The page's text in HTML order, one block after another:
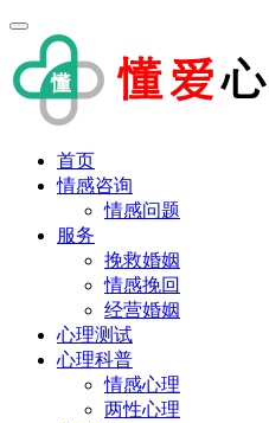
首页
情感咨询
情感问题
服务
挽救婚姻
情感挽回
经营婚姻
心理测试
心理科普
情感心理
两性心理